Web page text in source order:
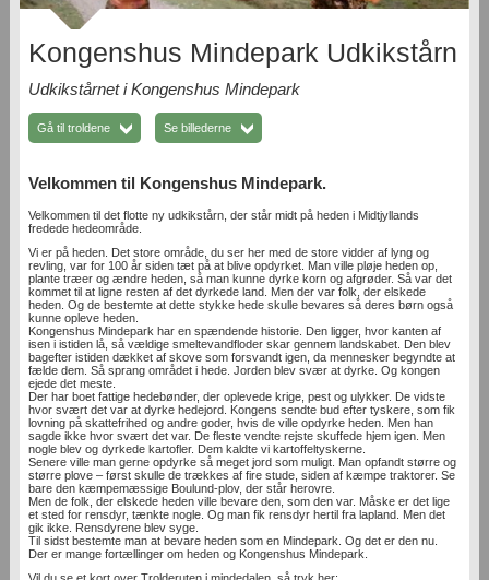
Kongenshus Mindepark Udkikstårn
Udkikstårnet i Kongenshus Mindepark
Gå til troldene Se billederne
Velkommen til Kongenshus Mindepark.
Velkommen til det flotte ny udkikstårn, der står midt på heden i Midtjyllands
fredede hedeområde.
Vi er på heden. Det store område, du ser her med de store vidder af lyng og
revling, var for 100 år siden tæt på at blive opdyrket. Man ville pløje heden op,
plante træer og ændre heden, så man kunne dyrke korn og afgrøder. Så var det
kommet til at ligne resten af det dyrkede land. Men der var folk, der elskede
heden. Og de bestemte at dette stykke hede skulle bevares så deres børn også
kunne opleve heden.
Kongenshus Mindepark har en spændende historie. Den ligger, hvor kanten af
isen i istiden lå, så vældige smeltevandfloder skar gennem landskabet. Den blev
bagefter istiden dækket af skove som forsvandt igen, da mennesker begyndte at
fælde dem. Så sprang området i hede. Jorden blev svær at dyrke. Og kongen
ejede det meste.
Der har boet fattige hedebønder, der oplevede krige, pest og ulykker. De vidste
hvor svært det var at dyrke hedejord. Kongens sendte bud efter tyskere, som fik
lovning på skattefrihed og andre goder, hvis de ville opdyrke heden. Men han
sagde ikke hvor svært det var. De fleste vendte rejste skuffede hjem igen. Men
nogle blev og dyrkede kartofler. Dem kaldte vi kartoffeltyskerne.
Senere ville man gerne opdyrke så meget jord som muligt. Man opfandt større og
større plove – først skulle de trækkes af fire stude, siden af kæmpe traktorer. Se
bare den kæmpemæssige Boulund-plov, der står herovre.
Men de folk, der elskede heden ville bevare den, som den var. Måske er det lige
et sted for rensdyr, tænkte nogle. Og man fik rensdyr hertil fra lapland. Men det
gik ikke. Rensdyrene blev syge.
Til sidst bestemte man at bevare heden som en Mindepark. Og det er den nu.
Der er mange fortællinger om heden og Kongenshus Mindepark.